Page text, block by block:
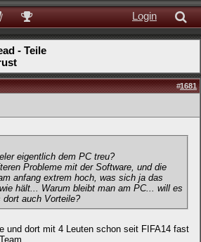
Login
- Teile
#1681
eigentlich dem PC treu?
Probleme mit der Software, und die
anfang extrem hoch, was sich ja das
hält... Warum bleibt man am PC... will es
auch Vorteile?
und dort mit 4 Leuten schon seit FIFA14 fast